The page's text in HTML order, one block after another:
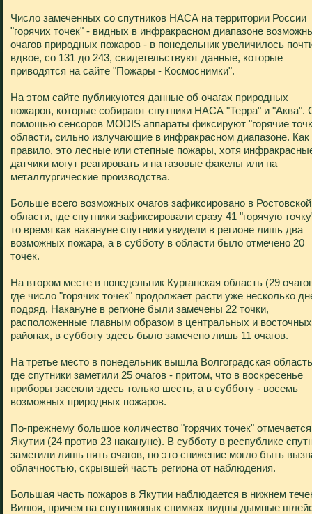
Число замеченных со спутников НАСА на территории России
"горячих точек" - видных в инфракрасном диапазоне
очагов природных пожаров - в понедельник увеличилось
вдвое, со 131 до 243, свидетельствуют данные, которые
приводятся на сайте "Пожары - Космоснимки".
На этом сайте публикуются данные об очагах природных
пожаров, которые собирают спутники НАСА "Терра" и "Аква".
помощью сенсоров MODIS аппараты фиксируют "горячие
области, сильно излучающие в инфракрасном диапазоне. Как
правило, это лесные или степные пожары, хотя
датчики могут реагировать и на газовые факелы или на
металлургические производства.
Больше всего возможных очагов зафиксировано в Ростовской
области, где спутники зафиксировали сразу 41 "горячую
то время как накануне спутники увидели в регионе лишь два
возможных пожара, а в субботу в области было отмечено 20
точек.
На втором месте в понедельник Курганская область (29
где число "горячих точек" продолжает расти уже несколько
подряд. Накануне в регионе были замечены 22 точки,
расположенные главным образом в центральных и восточных
районах, в субботу здесь было замечено лишь 11 очагов.
На третье место в понедельник вышла Волгоградская
где спутники заметили 25 очагов - притом, что в воскресенье
приборы засекли здесь только шесть, а в субботу - восемь
возможных природных пожаров.
По-прежнему большое количество "горячих точек"
Якутии (24 против 23 накануне). В субботу в республике
заметили лишь пять очагов, но это снижение могло быть
облачностью, скрывшей часть региона от наблюдения.
Большая часть пожаров в Якутии наблюдается в нижнем
Вилюя, причем на спутниковых снимках видны дымные